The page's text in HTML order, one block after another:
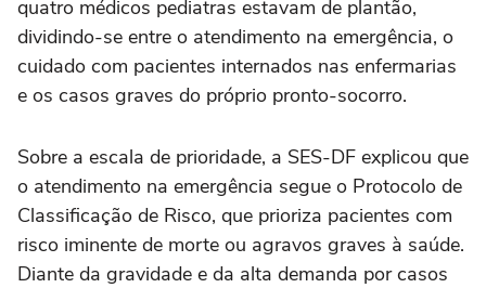
quatro médicos pediatras estavam de plantão,
dividindo-se entre o atendimento na emergência, o
cuidado com pacientes internados nas enfermarias
e os casos graves do próprio pronto-socorro.
Sobre a escala de prioridade, a SES-DF explicou que
o atendimento na emergência segue o Protocolo de
Classificação de Risco, que prioriza pacientes com
risco iminente de morte ou agravos graves à saúde.
Diante da gravidade e da alta demanda por casos